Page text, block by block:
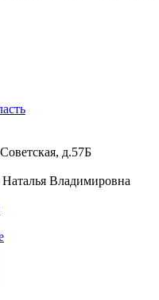
д.57Б
Владимировна